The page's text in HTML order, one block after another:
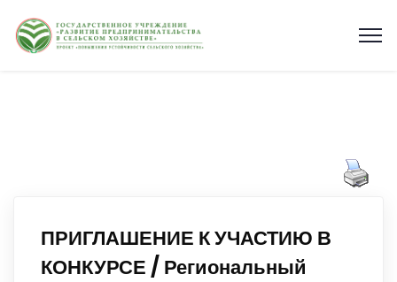
ПРИГЛАШЕНИЕ К УЧАСТИЮ В
КОНКУРСЕ / Региональный